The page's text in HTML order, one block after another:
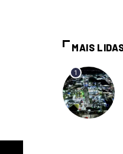
MAIS
1